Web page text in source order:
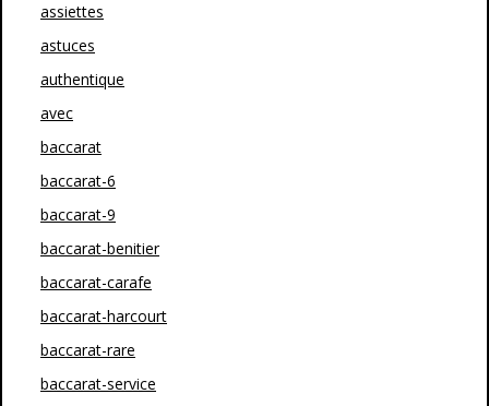
assiettes
astuces
authentique
avec
baccarat
baccarat-6
baccarat-9
baccarat-benitier
baccarat-carafe
baccarat-harcourt
baccarat-rare
baccarat-service